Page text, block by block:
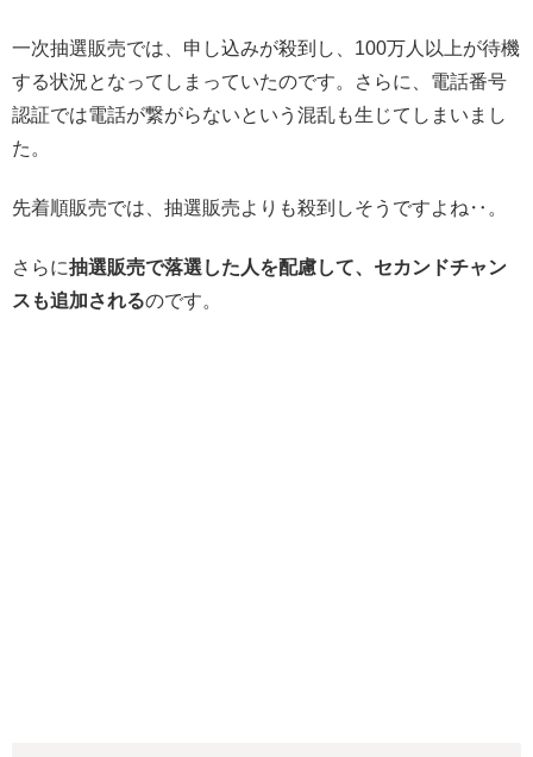
一次抽選販売では、申し込みが殺到し、100万人以上が待機
する状況となってしまっていたのです。さらに、電話番号
認証では電話が繋がらないという混乱も生じてしまいまし
た。
先着順販売では、抽選販売よりも殺到しそうですよね‥。
さらに抽選販売で落選した人を配慮して、セカンドチャン
スも追加されるのです。